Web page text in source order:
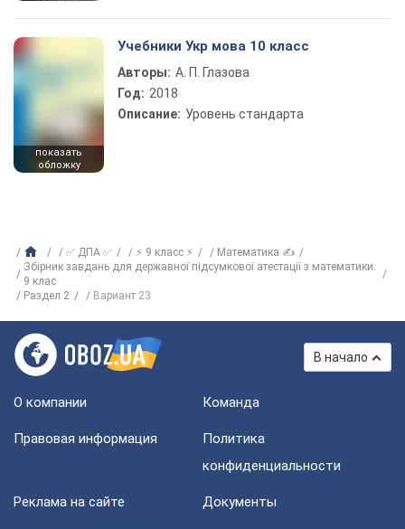
показать
обложку
Учебники Укр мова 10 класс
Авторы: А. П. Глазова
Год: 2018
Описание: Уровень стандарта
✅ ДПА ✅ ⚡ 9 класс ⚡
Математика ✍
Збірник завдань для державної підсумкової атестації з математики.
9 клас
Раздел 2
Вариант 23
В начало
О компании Команда
Правовая информация
Политика
конфиденциальности
Реклама на сайте Документы